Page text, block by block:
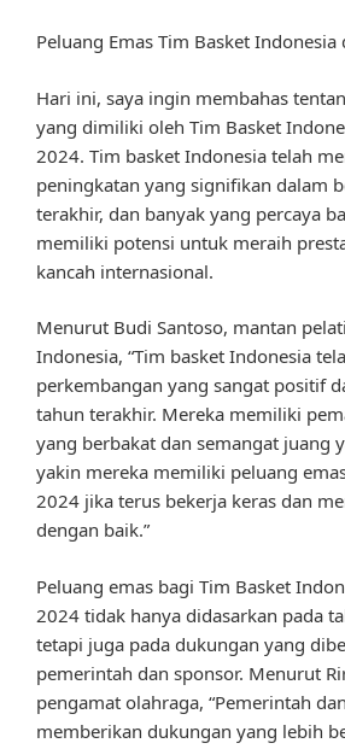
Peluang Emas Tim Basket
Hari ini, saya ingin membahas
yang dimiliki oleh Tim Basket
2024. Tim basket Indonesia telah
peningkatan yang signifikan dalam
terakhir, dan banyak yang percaya
memiliki potensi untuk meraih
kancah internasional.
Menurut Budi Santoso, mantan
Indonesia, “Tim basket Indonesia
perkembangan yang sangat positif
tahun terakhir. Mereka memiliki
yang berbakat dan semangat juang
yakin mereka memiliki peluang
2024 jika terus bekerja keras dan
dengan baik.”
Peluang emas bagi Tim Basket
2024 tidak hanya didasarkan pada
tetapi juga pada dukungan yang
pemerintah dan sponsor. Menurut
pengamat olahraga, “Pemerintah
memberikan dukungan yang lebih